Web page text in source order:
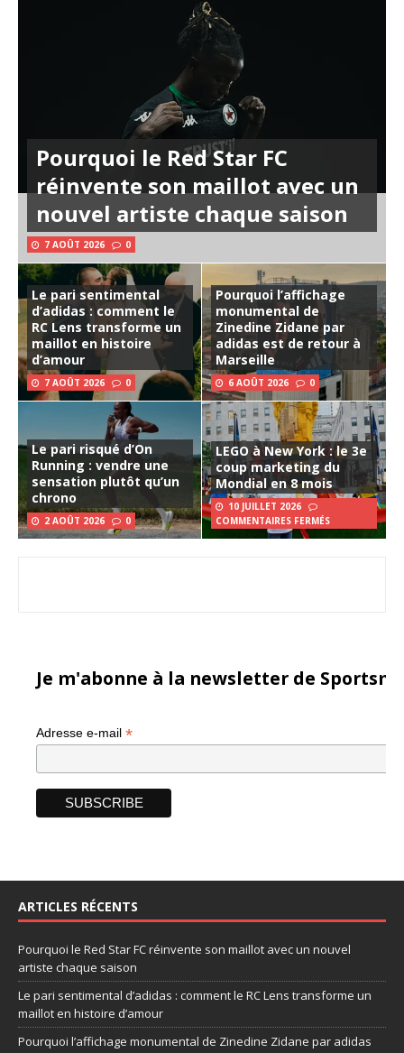
Pourquoi le Red Star FC
réinvente son maillot avec un
nouvel artiste chaque saison
7 AOÛT 2026 0
Le pari sentimental
d’adidas : comment le
RC Lens transforme un
maillot en histoire
d’amour
7 AOÛT 2026 0
Pourquoi l’affichage
monumental de
Zinedine Zidane par
adidas est de retour à
Marseille
6 AOÛT 2026 0
Le pari risqué d’On
Running : vendre une
sensation plutôt qu’un
chrono
2 AOÛT 2026 0
LEGO à New York : le 3e
coup marketing du
Mondial en 8 mois
10 JUILLET 2026
COMMENTAIRES FERMÉS
Je m'abonne à la newsletter de
Adresse e-mail *
ARTICLES RÉCENTS
Pourquoi le Red Star FC réinvente son maillot avec un nouvel
artiste chaque saison
Le pari sentimental d’adidas : comment le RC Lens transforme un
maillot en histoire d’amour
Pourquoi l’affichage monumental de Zinedine Zidane par adidas